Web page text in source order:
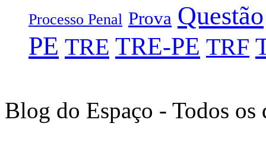
Processo Penal Prova Questão
PE TRE TRE-PE TRF
Blog do Espaço - Todos